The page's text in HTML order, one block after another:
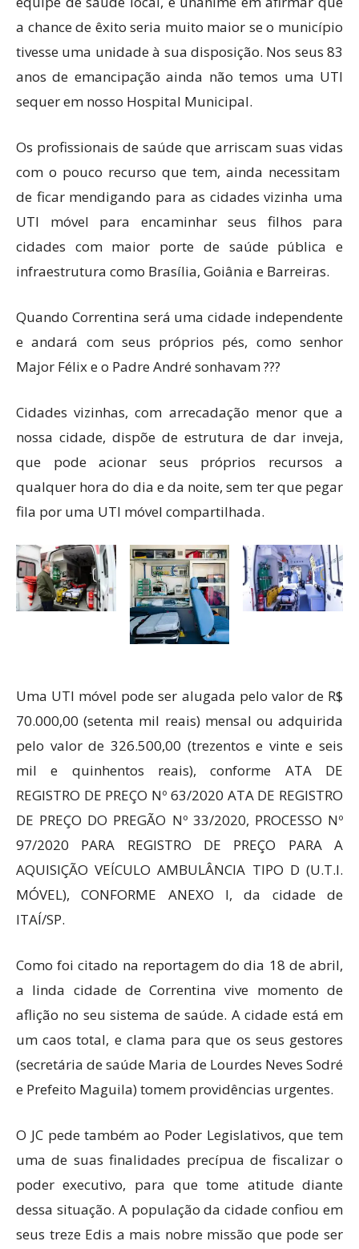
a chance de êxito seria muito maior se o município
tivesse uma unidade à sua disposição. Nos seus 83
anos de emancipação ainda não temos uma UTI
sequer em nosso Hospital Municipal.
Os profissionais de saúde que arriscam suas vidas
com o pouco recurso que tem, ainda necessitam
de ficar mendigando para as cidades vizinha uma
UTI móvel para encaminhar seus filhos para
cidades com maior porte de saúde pública e
infraestrutura como Brasília, Goiânia e Barreiras.
Quando Correntina será uma cidade independente
e andará com seus próprios pés, como senhor
Major Félix e o Padre André sonhavam ???
Cidades vizinhas, com arrecadação menor que a
nossa cidade, dispõe de estrutura de dar inveja,
que pode acionar seus próprios recursos a
qualquer hora do dia e da noite, sem ter que pegar
fila por uma UTI móvel compartilhada.
Uma UTI móvel pode ser alugada pelo valor de R$
70.000,00 (setenta mil reais) mensal ou adquirida
pelo valor de 326.500,00 (trezentos e vinte e seis
mil e quinhentos reais), conforme ATA DE
REGISTRO DE PREÇO Nº 63/2020 ATA DE REGISTRO
DE PREÇO DO PREGÃO Nº 33/2020, PROCESSO Nº
97/2020 PARA REGISTRO DE PREÇO PARA A
AQUISIÇÃO VEÍCULO AMBULÂNCIA TIPO D (U.T.I.
MÓVEL), CONFORME ANEXO I, da cidade de
ITAÍ/SP.
Como foi citado na reportagem do dia 18 de abril,
a linda cidade de Correntina vive momento de
aflição no seu sistema de saúde. A cidade está em
um caos total, e clama para que os seus gestores
(secretária de saúde Maria de Lourdes Neves Sodré
e Prefeito Maguila) tomem providências urgentes.
O JC pede também ao Poder Legislativos, que tem
uma de suas finalidades precípua de fiscalizar o
poder executivo, para que tome atitude diante
dessa situação. A população da cidade confiou em
seus treze Edis a mais nobre missão que pode ser